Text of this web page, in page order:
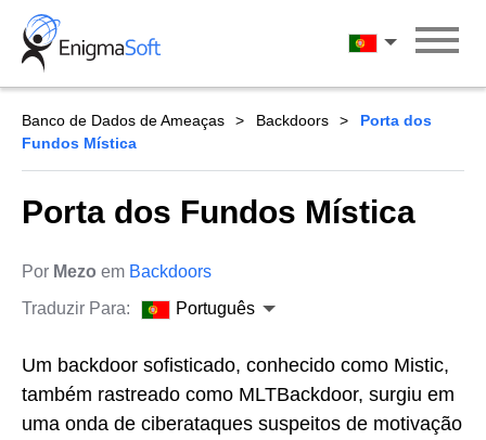
Skip
content
Português
Banco de Dados de Ameaças Backdoors
Porta dos
Fundos Mística
Porta dos Fundos Mística
Por Mezo em Backdoors
Traduzir Para:
Português
Um backdoor sofisticado, conhecido como Mistic,
também rastreado como MLTBackdoor, surgiu em
uma onda de ciberataques suspeitos de motivação